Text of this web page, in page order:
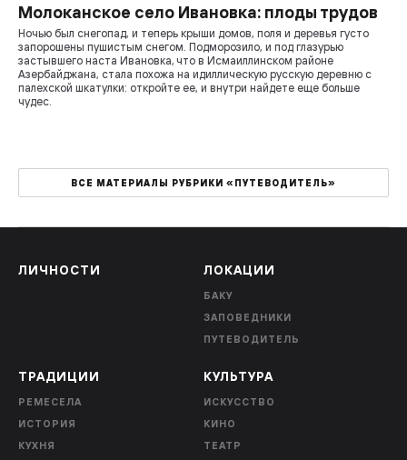
Молоканское село Ивановка: плоды трудов
Ночью был снегопад, и теперь крыши домов, поля и деревья густо
запорошены пушистым снегом. Подморозило, и под глазурью
застывшего наста Ивановка, что в Исмаиллинском районе
Азербайджана, стала похожа на идиллическую русскую деревню с
палехской шкатулки: откройте ее, и внутри найдете еще больше
чудес.
ВСЕ МАТЕРИАЛЫ РУБРИКИ «ПУТЕВОДИТЕЛЬ»
ЛИЧНОСТИ ЛОКАЦИИ
БАКУ
ЗАПОВЕДНИКИ
ПУТЕВОДИТЕЛЬ
ТРАДИЦИИ
РЕМЕСЕЛА
ИСТОРИЯ
КУХНЯ
КУЛЬТУРА
ИСКУССТВО
КИНО
ТЕАТР